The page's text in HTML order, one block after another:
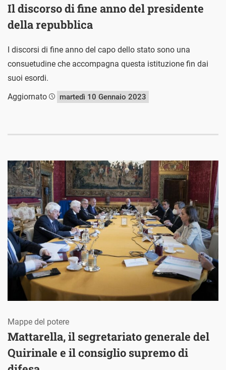
Il discorso di fine anno del presidente
della repubblica
I discorsi di fine anno del capo dello stato sono una
consuetudine che accompagna questa istituzione fin dai
suoi esordi.
Aggiornato
martedì 10 Gennaio 2023
Mattarella, il segretariato generale del
Quirinale e il consiglio supremo di
Mappe del potere